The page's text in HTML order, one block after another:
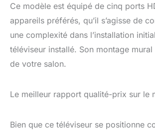
Ce modèle est équipé de cinq ports
appareils préférés, qu’il s’agisse de
une complexité dans l’installation
téléviseur installé. Son montage
de votre salon.
Le meilleur rapport qualité-prix sur le
Bien que ce téléviseur se positionne